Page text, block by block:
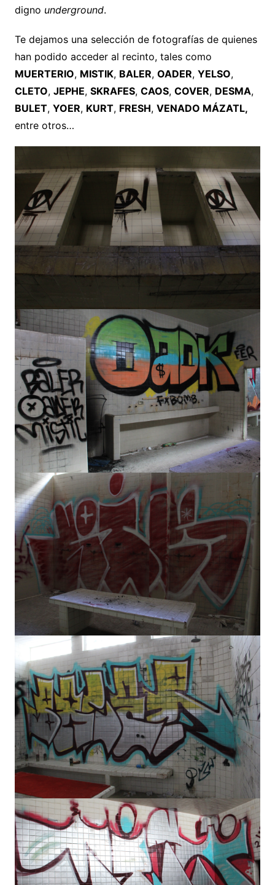
digno underground.
Te dejamos una selección de fotografías de quienes
han podido acceder al recinto, tales como
MUERTERIO, MISTIK, BALER, OADER, YELSO,
CLETO, JEPHE, SKRAFES, CAOS, COVER, DESMA,
BULET, YOER, KURT, FRESH, VENADO MÁZATL,
entre otros…